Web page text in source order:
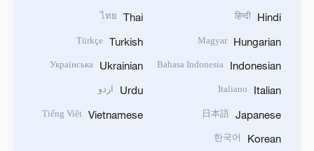
Hindi
हिन्दी
Hungarian
Magyar
Indonesian
Bahasa Indonesia
Italian
Italiano
Japanese
日本語
Korean
한국어
Thai
ไทย
Turkish
Türkçe
Ukrainian
Українська
Urdu اردو
Vietnamese
Tiếng Việt